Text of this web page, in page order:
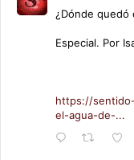
¿Dónde quedó
Especial. Por
https://
el-agua-de-...